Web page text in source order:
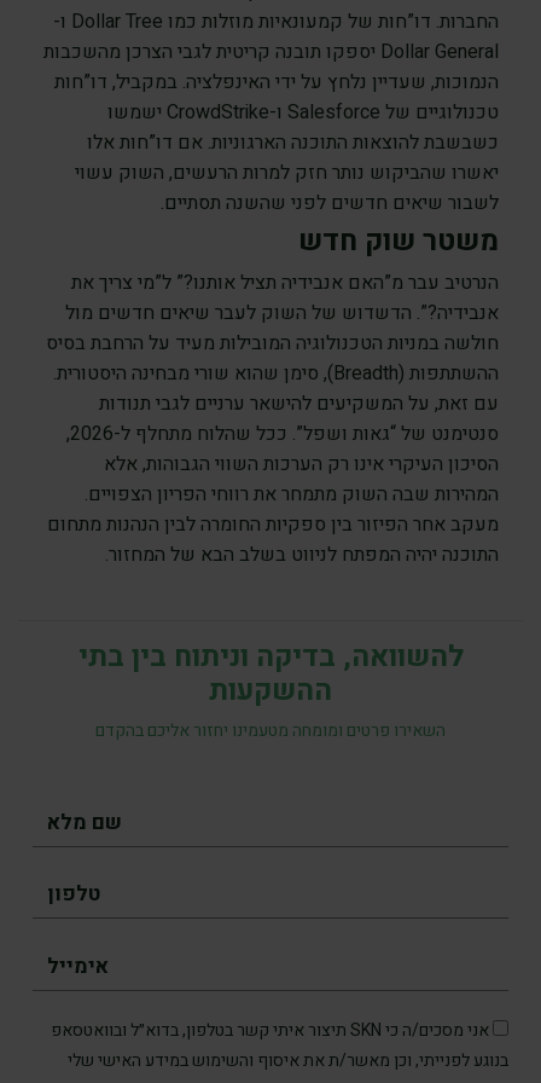
החברות. דו”חות של קמעונאיות מוזלות כמו Dollar Tree ו-
Dollar General יספקו תובנה קריטית לגבי הצרכן מהשכבות
הנמוכות, שעדיין נלחץ על ידי האינפלציה. במקביל, דו”חות
טכנולוגיים של Salesforce ו-CrowdStrike ישמשו
כשבשבת להוצאות התוכנה הארגוניות. אם דו”חות אלו
יאשרו שהביקוש נותר חזק למרות הרעשים, השוק עשוי
לשבור שיאים חדשים לפני שהשנה תסתיים.
משטר שוק חדש
הנרטיב עבר מ”האם אנבידיה תציל אותנו?” ל”מי צריך את
אנבידיה?”. הדשדוש של השוק לעבר שיאים חדשים מול
חולשה במניות הטכנולוגיה המובילות מעיד על הרחבת בסיס
ההשתתפות (Breadth), סימן שהוא שורי מבחינה היסטורית.
עם זאת, על המשקיעים להישאר ערניים לגבי תנודות
סנטימנט של “גאות ושפל”. ככל שהלוח מתחלף ל-2026,
הסיכון העיקרי אינו רק הערכות השווי הגבוהות, אלא
המהירות שבה השוק מתמחר את רווחי הפריון הצפויים.
מעקב אחר הפיזור בין ספקיות החומרה לבין הנהנות מתחום
התוכנה יהיה המפתח לניווט בשלב הבא של המחזור.
להשוואה, בדיקה וניתוח בין בתי
ההשקעות
השאירו פרטים ומומחה מטעמינו יחזור אליכם בהקדם
אני מסכים/ה כי SKN תיצור איתי קשר בטלפון, בדוא״ל ובוואטסאפ
בנוגע לפנייתי, וכן מאשר/ת את איסוף והשימוש במידע האישי שלי